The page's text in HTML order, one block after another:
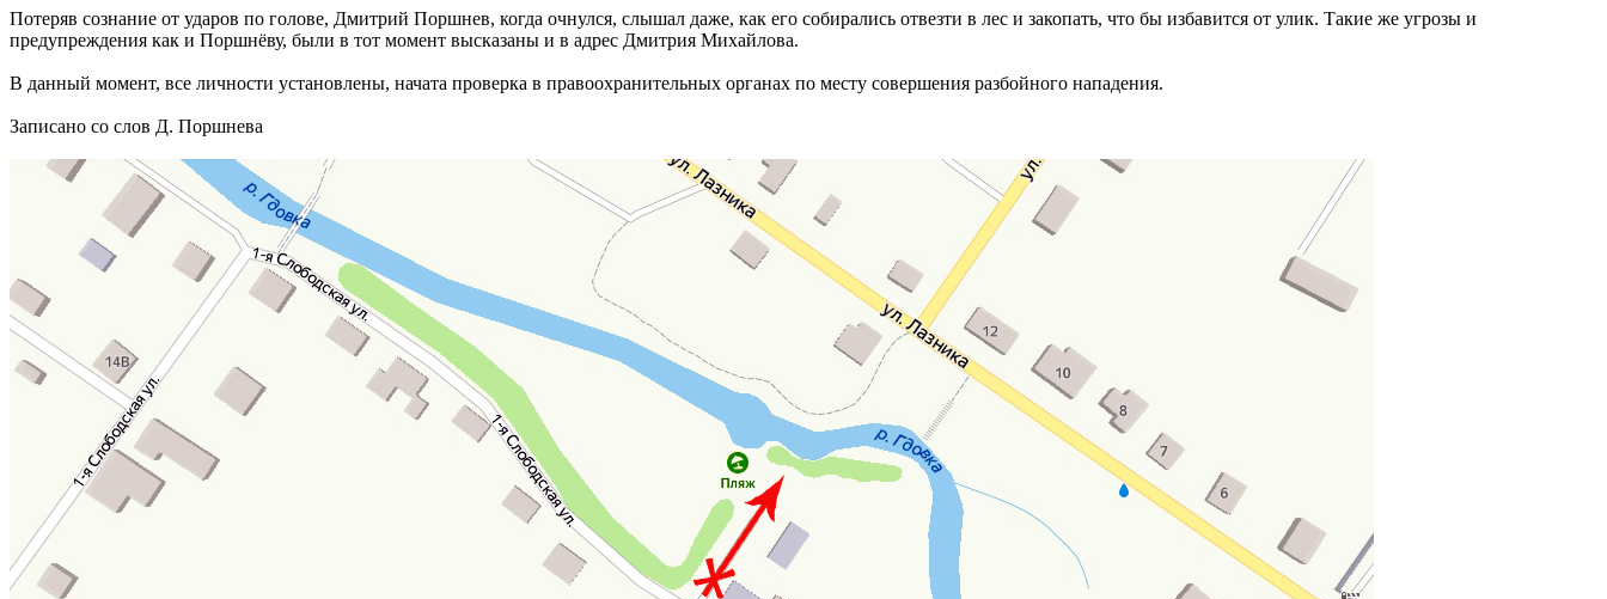
Потеряв сознание от ударов по голове, Дмитрий Поршнев, когда очнулся, слышал даже, как его собирались отвезти в лес и закопать, что бы избавится от улик. Такие же угрозы и
предупреждения как и Поршнёву, были в тот момент высказаны и в адрес Дмитрия Михайлова.
В данный момент, все личности установлены, начата проверка в правоохранительных органах по месту совершения разбойного нападения.
Записано со слов Д. Поршнева